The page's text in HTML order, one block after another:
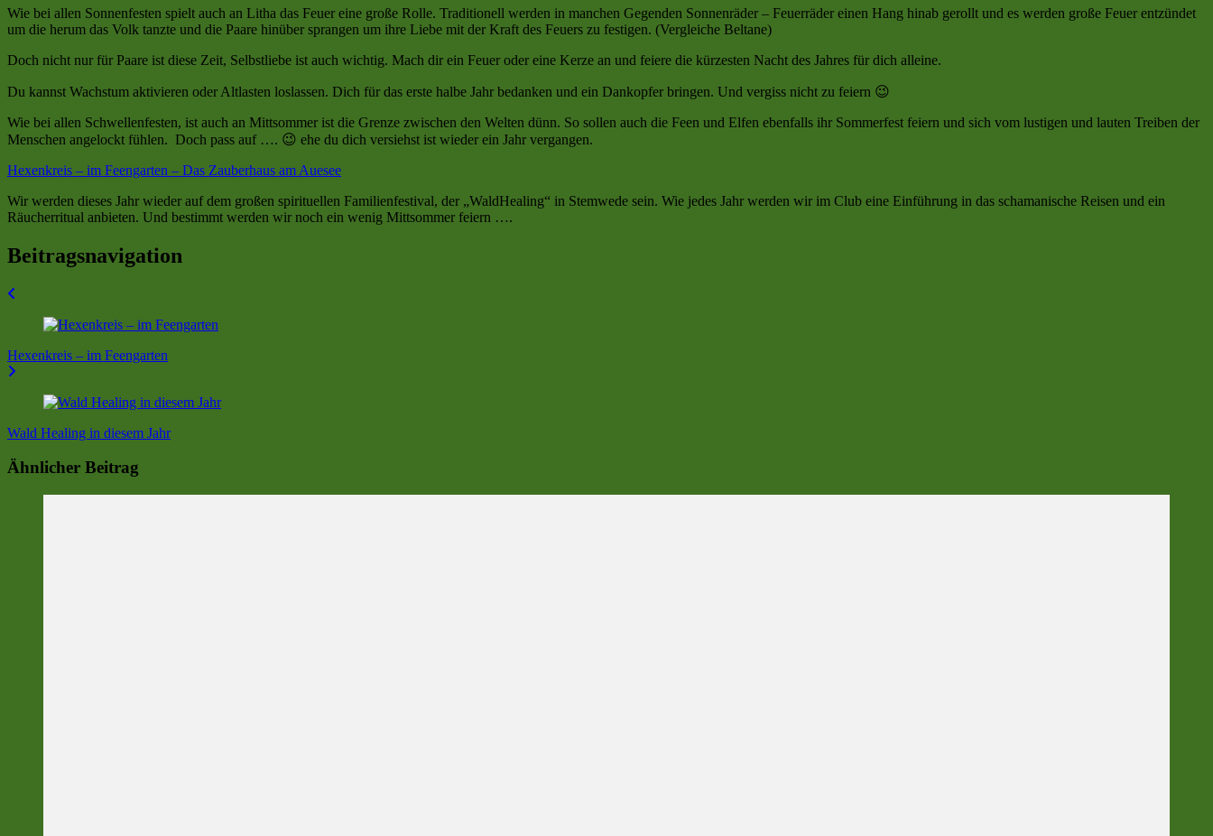
Wie bei allen Sonnenfesten spielt auch an Litha das Feuer eine große Rolle. Traditionell werden in manchen Gegenden Sonnenräder – Feuerräder einen Hang hinab gerollt und es werden große Feuer entzündet
um die herum das Volk tanzte und die Paare hinüber sprangen um ihre Liebe mit der Kraft des Feuers zu festigen. (Vergleiche Beltane)
Doch nicht nur für Paare ist diese Zeit, Selbstliebe ist auch wichtig. Mach dir ein Feuer oder eine Kerze an und feiere die kürzesten Nacht des Jahres für dich alleine.
Du kannst Wachstum aktivieren oder Altlasten loslassen. Dich für das erste halbe Jahr bedanken und ein Dankopfer bringen. Und vergiss nicht zu feiern 😉
Wie bei allen Schwellenfesten, ist auch an Mittsommer ist die Grenze zwischen den Welten dünn. So sollen auch die Feen und Elfen ebenfalls ihr Sommerfest feiern und sich vom lustigen und lauten Treiben der
Menschen angelockt fühlen. Doch pass auf …. 😉 ehe du dich versiehst ist wieder ein Jahr vergangen.
Hexenkreis – im Feengarten – Das Zauberhaus am Auesee
Wir werden dieses Jahr wieder auf dem großen spirituellen Familienfestival, der „WaldHealing“ in Stemwede sein. Wie jedes Jahr werden wir im Club eine Einführung in das schamanische Reisen und ein
Räucherritual anbieten. Und bestimmt werden wir noch ein wenig Mittsommer feiern ….
Beitragsnavigation
Hexenkreis – im Feengarten
Wald Healing in diesem Jahr
Ähnlicher Beitrag